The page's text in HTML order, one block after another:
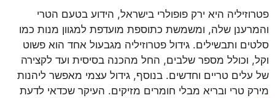
פטרוזיליה היא ירק פופולרי בישראל, הידוע בטעם הטרי
והמרענן שלה, ומשמשת כתוספת מועדפת למגוון מנות כמו
סלטים ותבשילים. גידול פטרוזיליה מגבעול אחד הוא פשוט
וקל, וכולל מספר שלבים, החל מהכנה בסיסית ועד לקצירה
של עלים טריים וחדשים. בנוסף, גידול עצמי מאפשר ליהנות
מירק טרי ובריא מבלי חומרים מזיקים. העיקר שכדאי לדעת